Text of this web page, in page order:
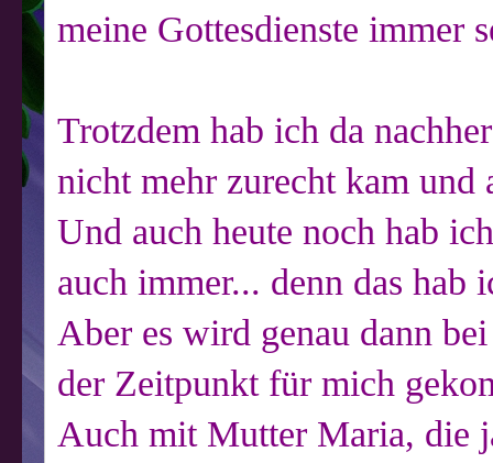
meine Gottesdienste immer
Trotzdem hab ich da
nicht mehr zurecht kam und
Und auch heute noch hab
auch immer... denn das hab
Aber es wird genau dann
der Zeitpunkt für mich
Auch mit Mutter Maria, die